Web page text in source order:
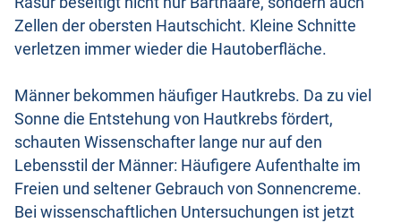
Zellen der obersten Hautschicht. Kleine Schnitte
verletzen immer wieder die Hautoberfläche.
Männer bekommen häufiger Hautkrebs. Da zu viel
Sonne die Entstehung von Hautkrebs fördert,
schauten Wissenschafter lange nur auf den
Lebensstil der Männer: Häufigere Aufenthalte im
Freien und seltener Gebrauch von Sonnencreme.
Bei wissenschaftlichen Untersuchungen ist jetzt